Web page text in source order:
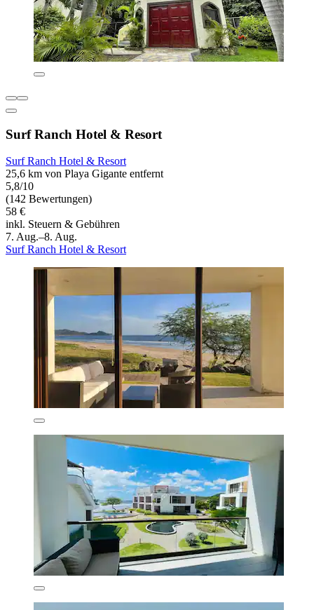
Surf Ranch Hotel & Resort
Surf Ranch Hotel & Resort
25,6 km von Playa Gigante entfernt
5,8/10
(142 Bewertungen)
58 €
inkl. Steuern & Gebühren
7. Aug.–8. Aug.
Surf Ranch Hotel & Resort